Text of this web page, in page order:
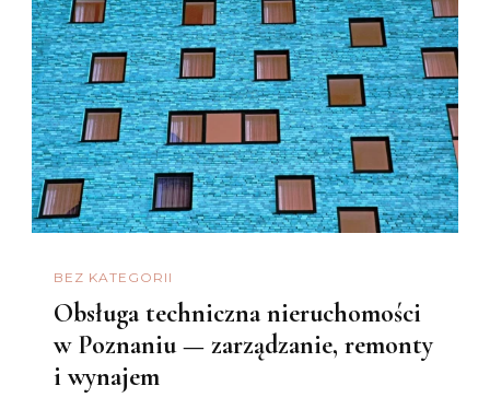
BEZ KATEGORII
Obsługa techniczna nieruchomości
w Poznaniu — zarządzanie, remonty
i wynajem